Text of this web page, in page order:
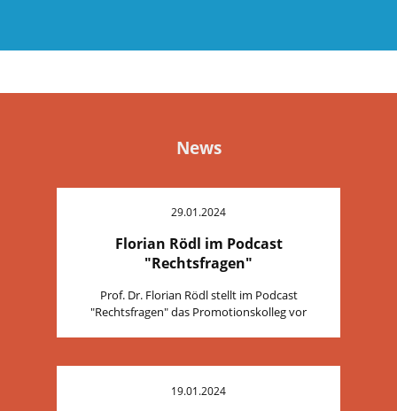
News
29.01.2024
Florian Rödl im Podcast
"Rechtsfragen"
Prof. Dr. Florian Rödl stellt im Podcast
"Rechtsfragen" das Promotionskolleg vor
19.01.2024